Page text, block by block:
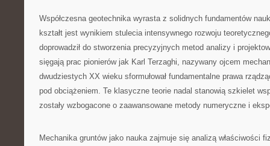
Współczesna geotechnika wyrasta z solidnych fundamentów
kształt jest wynikiem stulecia intensywnego rozwoju
doprowadził do stworzenia precyzyjnych metod analizy i
sięgają prac pionierów jak Karl Terzaghi, nazywany ojcem
dwudziestych XX wieku sformułował fundamentalne prawa
pod obciążeniem. Te klasyczne teorie nadal stanowią szkielet
zostały wzbogacone o zaawansowane metody numeryczne i
Mechanika gruntów jako nauka zajmuje się analizą właściwości